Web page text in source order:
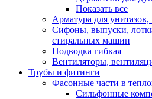
Показать все
Арматура для
Сифоны, выпуски,
стиральных машин
Подводка гибкая
Вентиляторы,
Трубы и фитинги
Фасонные части в
Cильфонные